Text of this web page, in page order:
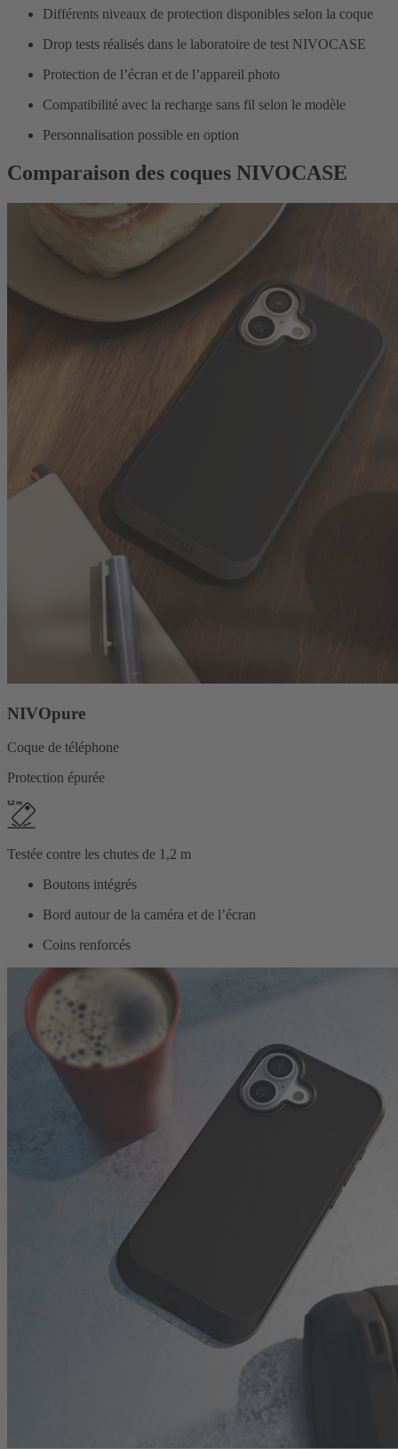
Différents niveaux de protection disponibles selon la coque
Drop tests réalisés dans le laboratoire de test NIVOCASE
Protection de l’écran et de l’appareil photo
Compatibilité avec la recharge sans fil selon le modèle
Personnalisation possible en option
Comparaison des coques NIVOCASE
NIVOpure
Coque de téléphone
Protection épurée
Testée contre les chutes de 1,2 m
Boutons intégrés
Bord autour de la caméra et de l’écran
Coins renforcés